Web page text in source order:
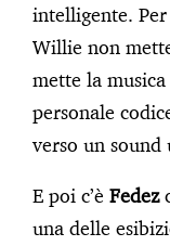
intelligente. Per
Willie non
mette la
personale
verso un sound
E poi c’è Fedez
una delle